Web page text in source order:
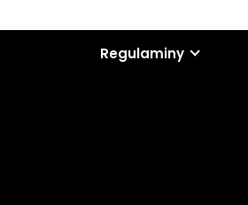
Regulaminy